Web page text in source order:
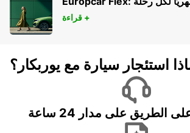
قراءة +
استئجار سيارة مع يوربكار؟
الطريق على مدار 24 ساعة